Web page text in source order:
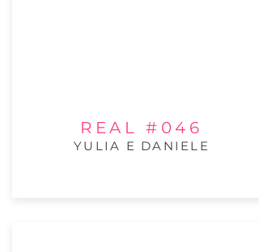
REAL #046
YULIA E DANIELE